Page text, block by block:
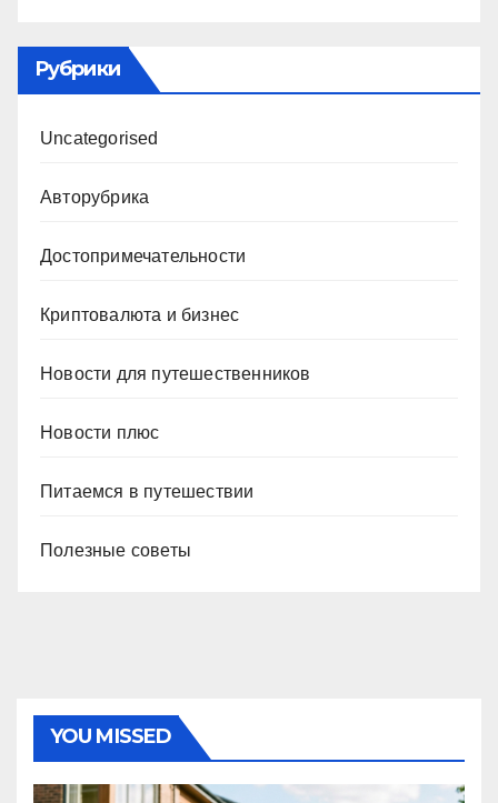
Рубрики
Uncategorised
Авторубрика
Достопримечательности
Криптовалюта и бизнес
Новости для путешественников
Новости плюс
Питаемся в путешествии
Полезные советы
YOU MISSED